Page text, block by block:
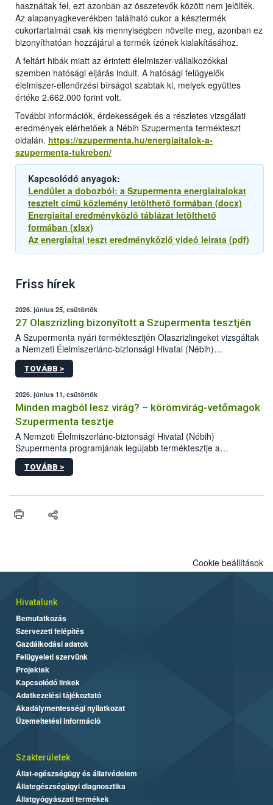
használtak fel, ezt azonban az összetevők között nem jelölték.
Az alapanyagkeverékben található cukor a késztermék
cukortartalmát csak kis mennyiségben növelte meg, azonban ez
bizonyíthatóan hozzájárul a termék ízének kialakításához.
A feltárt hibák miatt az érintett élelmiszer-vállalkozókkal
szemben hatósági eljárás indult. A hatósági felügyelők
élelmiszer-ellenőrzési bírságot szabtak ki, melyek együttes
értéke 2.662.000 forint volt.
További információk, érdekességek és a részletes vizsgálati
eredmények elérhetőek a Nébih Szupermenta termékteszt
oldalán. https://szupermenta.hu/energiaitalok-a-
szupermenta-tukreben/
Kapcsolódó anyagok:
Lendület a dobozból: a Szupermenta energiaitalokat
tesztelt című közlemény letölthető formában (docx)
Energiaital eredményközlő táblázat letölthető
formában (xlsx)
Az energiaital teszt eredményközlő videó leirata (pdf)
Friss hírek
2026. június 25, csütörtök
27 Olaszrizling bizonyított a Szupermenta tesztjén
A Szupermenta nyári terméktesztjén Olaszrizlingeket vizsgáltak
a Nemzeti Élelmiszerlánc-biztonsági Hivatal (Nébih)
szakemberei. Összesen 27 bor került „nagyító alá”, melyek az
élelmiszerbiztonsági és -minőségi vizsgálatok, valamint a
vizsgálaton az is kiderült, melyek a kóstolók által
legkedveltebbnek ítélt Olaszrizlingek.
TOVÁBB >
2026. június 11, csütörtök
Minden magból lesz virág? – körömvirág-vetőmagok
Szupermenta tesztje
A Nemzeti Élelmiszerlánc-biztonsági Hivatal (Nébih)
Szupermenta programjának legújabb terméktesztje a
körömvirág-vetőmagokra fókuszált. A hatósági vizsgálatokon a
szakemberek 16 kereskedelmi forgalomban kapható terméket
meg a jogszabályi előírásoknak, egy további termék pedig a
felügyelők mind a négy esetben eljárást indítottak és elrendelték
folytatódik a növények fejlődésének nyomonkövetésével.
TOVÁBB >
Cookie beállítások
Hivatalunk
Bemutatkozás
Szervezeti felépítés
Gazdálkodási adatok
Felügyeleti szervünk
Projektek
Kapcsolódó linkek
Adatkezelési tájékoztató
Akadálymentességi nyilatkozat
Üzemeltetési információ
Szakterületek
Állat-egészségügy és állatvédelem
Állategészségügyi diagnosztika
Állatgyógyászati termékek